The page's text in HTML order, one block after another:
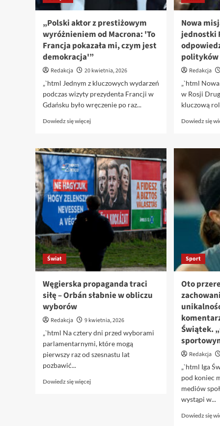
„Polski aktor z prestiżowym
wyróżnieniem od Macrona: 'To
Francja pokazała mi, czym jest
demokracja'”
Redakcja
20 kwietnia, 2026
„`html Jednym z kluczowych wydarzeń
podczas wizyty prezydenta Francji w
Gdańsku było wręczenie po raz...
Dowiedz się więcejDowiedz
o
„Polski
aktor
z
prestiżowym
wyróżnieniem
Macrona:
pokazała
czym
Nowa
jednostki
polityków
Redakcja
„`html
w Rosji
kluczową
Dowiedz się
Świat
Węgierska propaganda traci
siłę – Orbán słabnie w obliczu
wyborów
Redakcja
9 kwietnia, 2026
„`html Na cztery dni przed wyborami
parlamentarnymi, które mogą
pierwszy raz od szesnastu lat
pozbawić...
Dowiedz się więcejDowiedz
Sport
Oto
Świątek.
Redakcja
„`html Iga
pod koniec
mediów
wystąpi w...
Dowiedz się